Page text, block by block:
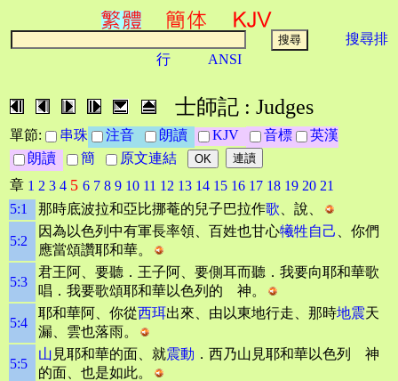
搜尋排
行
ANSI
士師記 : Judges
單節: 串珠 注音 朗讀 KJV 音標
英漢
朗讀
簡
原文連結
章 1 2 3 4 5 6 7 8 9 10 11 12 13 14 15 16 17 18 19 20 21
5:1
那時底波拉和亞比挪菴的兒子巴拉作歌 、說、
5:2
因為以色列中有軍長率領、百姓也甘心犧牲自己
、你們
應當頌讚耶和華。
5:3
君王阿、要聽．王子阿、要側耳而聽．我要向耶和華歌
唱．我要歌頌耶和華以色列的 神。
5:4
耶和華阿、你從西珥出來、由以東地行走、那時地震天
漏、雲也落雨。
5:5
山 見耶和華的面、就震動 ．西乃山見耶和華以色列 神
的面、也是如此。